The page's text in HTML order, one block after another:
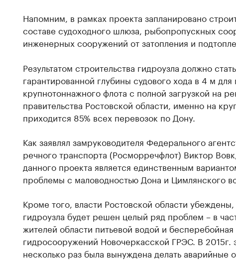
Напомним, в рамках проекта запланировано
составе судоходного шлюза, рыбопропускных
инженерных сооружений от затопления и
Результатом строительства гидроузла должно
гарантированной глубины судового хода в 4 м для
крупнотоннажного флота с полной загрузкой на
правительства Ростовской области, именно на
приходится 85% всех перевозок по Дону.
Как заявлял замруководителя Федерального
речного транспорта (Росморречфлот) Виктор
данного проекта является единственным
проблемы с маловодностью Дона и Цимлянского
Кроме того, власти Ростовской области
гидроузла будет решен целый ряд проблем – в
жителей области питьевой водой и бесперебойная
гидросооружений Новочеркасской ГРЭС. В 2015г.
несколько раз была вынуждена делать аварийные